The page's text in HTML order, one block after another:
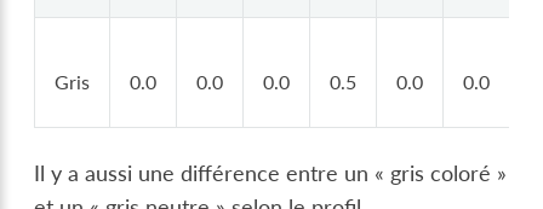
Gris 0.0 0.0 0.0 0.5 0.0 0.0
Il y a aussi une différence entre un « gris coloré »